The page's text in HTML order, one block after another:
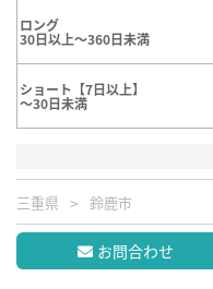
ロング
30日以上～360日未満
ショート【7日以上】
～30日未満
三重県 鈴鹿市
お問合わせ